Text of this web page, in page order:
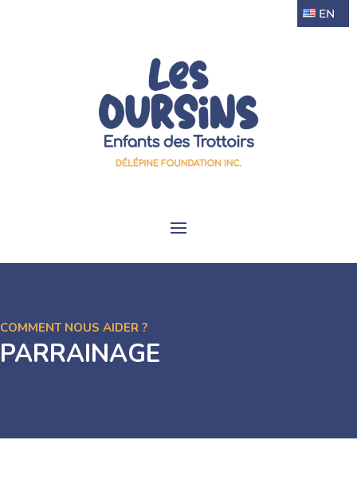
EN
COMMENT NOUS AIDER ?
PARRAINAGE